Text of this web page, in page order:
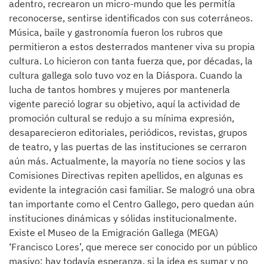
adentro, recrearon un micro-mundo que les permitía
reconocerse, sentirse identificados con sus coterráneos.
Música, baile y gastronomía fueron los rubros que
permitieron a estos desterrados mantener viva su propia
cultura. Lo hicieron con tanta fuerza que, por décadas, la
cultura gallega solo tuvo voz en la Diáspora. Cuando la
lucha de tantos hombres y mujeres por mantenerla
vigente pareció lograr su objetivo, aquí la actividad de
promoción cultural se redujo a su mínima expresión,
desaparecieron editoriales, periódicos, revistas, grupos
de teatro, y las puertas de las instituciones se cerraron
aún más. Actualmente, la mayoría no tiene socios y las
Comisiones Directivas repiten apellidos, en algunas es
evidente la integración casi familiar. Se malogró una obra
tan importante como el Centro Gallego, pero quedan aún
instituciones dinámicas y sólidas institucionalmente.
Existe el Museo de la Emigración Gallega (MEGA)
‘Francisco Lores’, que merece ser conocido por un público
masivo; hay todavía esperanza, si la idea es sumar y no